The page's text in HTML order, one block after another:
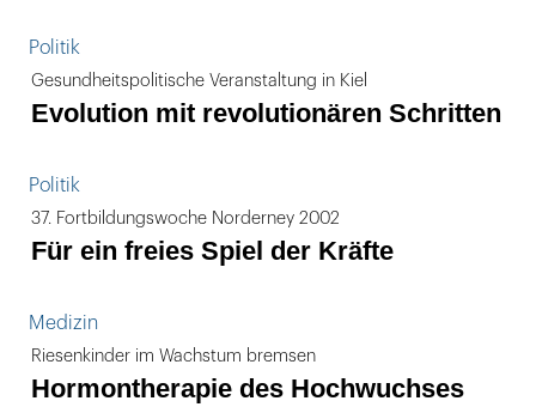
Politik
Gesundheitspolitische Veranstaltung in Kiel
Evolution mit revolutionären Schritten
Politik
37. Fortbildungswoche Norderney 2002
Für ein freies Spiel der Kräfte
Medizin
Riesenkinder im Wachstum bremsen
Hormontherapie des Hochwuchses